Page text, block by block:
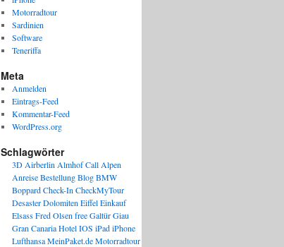
Motorradtour
Sardinien
Software
Teneriffa
Meta
Anmelden
Eintrags-Feed
Kommentar-Feed
WordPress.org
Schlagwörter
3D Airberlin Almhof Call Alpen
Anreise Bestellung Blog BMW
Boppard Check-In CheckMyTour
Desaster Dolomiten Eiffel Einkauf
Elsass Fred Olsen free Galtür Giau
Gran Canaria Hotel IOS iPad iPhone
Lufthansa MeinPaket.de Motorradtour